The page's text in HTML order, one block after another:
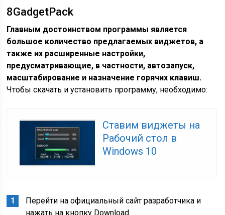
8GadgetPack
Главным достоинством программы является
большое количество предлагаемых виджетов, а
также их расширенные настройки,
предусматривающие, в частности, автозапуск,
масштабирование и назначение горячих клавиш.
Чтобы скачать и установить программу, необходимо:
Ставим виджеты на
Рабочий стол в
Windows 10
Перейти на официальный сайт разработчика и
нажать на кнопку Download.